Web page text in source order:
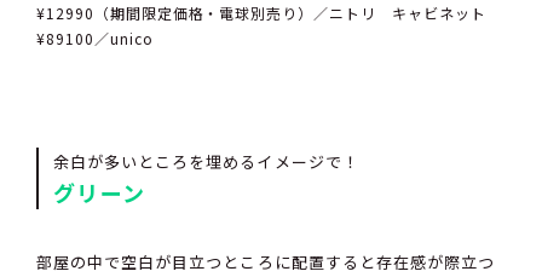
¥12990（期間限定価格・電球別売り）／ニトリ キャビネット
¥89100／unico
余白が多いところを埋めるイメージで！
グリーン
部屋の中で空白が目立つところに配置すると存在感が際立つ